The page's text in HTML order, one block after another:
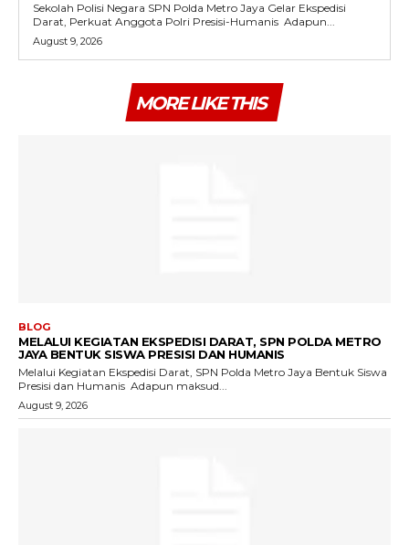
Sekolah Polisi Negara SPN Polda Metro Jaya Gelar Ekspedisi
Darat, Perkuat Anggota Polri Presisi-Humanis ‎ ‎Adapun...
August 9, 2026
MORE LIKE THIS
BLOG
MELALUI KEGIATAN EKSPEDISI DARAT, SPN POLDA METRO
JAYA BENTUK SISWA PRESISI DAN HUMANIS
Melalui Kegiatan Ekspedisi Darat, SPN Polda Metro Jaya Bentuk Siswa
Presisi dan Humanis ‎ ‎Adapun maksud...
August 9, 2026